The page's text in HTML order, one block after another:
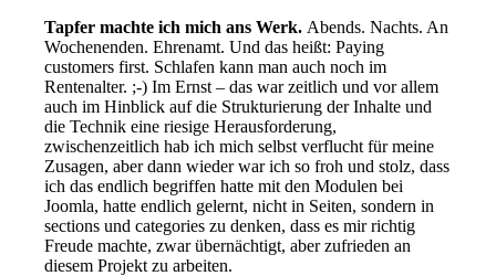
Tapfer machte ich mich ans Werk. Abends. Nachts. An
Wochenenden. Ehrenamt. Und das heißt: Paying
customers first. Schlafen kann man auch noch im
Rentenalter. ;-) Im Ernst – das war zeitlich und vor allem
auch im Hinblick auf die Strukturierung der Inhalte und
die Technik eine riesige Herausforderung,
zwischenzeitlich hab ich mich selbst verflucht für meine
Zusagen, aber dann wieder war ich so froh und stolz, dass
ich das endlich begriffen hatte mit den Modulen bei
Joomla, hatte endlich gelernt, nicht in Seiten, sondern in
sections und categories zu denken, dass es mir richtig
Freude machte, zwar übernächtigt, aber zufrieden an
diesem Projekt zu arbeiten.